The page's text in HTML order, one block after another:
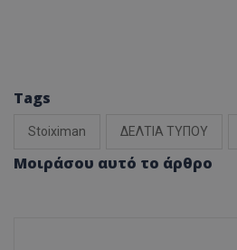
Tags
Stoiximan ΔΕΛΤΙΑ ΤΥΠΟΥ
Μοιράσου αυτό το άρθρο